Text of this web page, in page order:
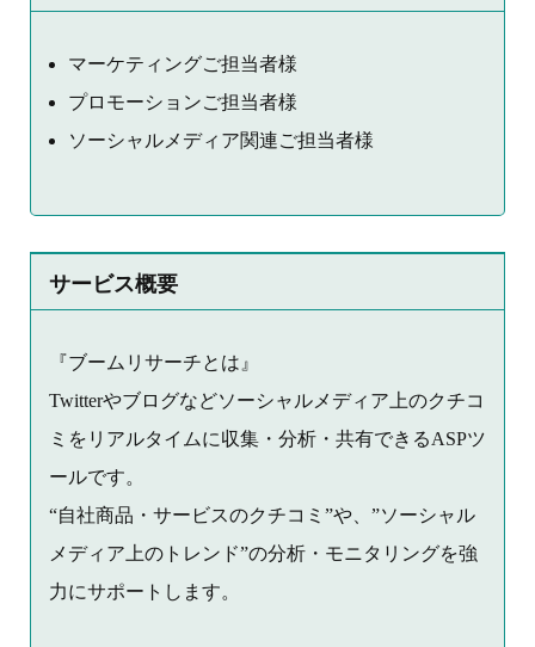
マーケティングご担当者様
プロモーションご担当者様
ソーシャルメディア関連ご担当者様
サービス概要
『ブームリサーチとは』
Twitterやブログなどソーシャルメディア上のクチコ
ミをリアルタイムに収集・分析・共有できるASPツ
ールです。
“自社商品・サービスのクチコミ”や、”ソーシャル
メディア上のトレンド”の分析・モニタリングを強
力にサポートします。